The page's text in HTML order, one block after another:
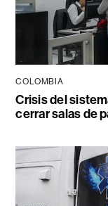
COLOMBIA
Crisis del
cerrar salas de